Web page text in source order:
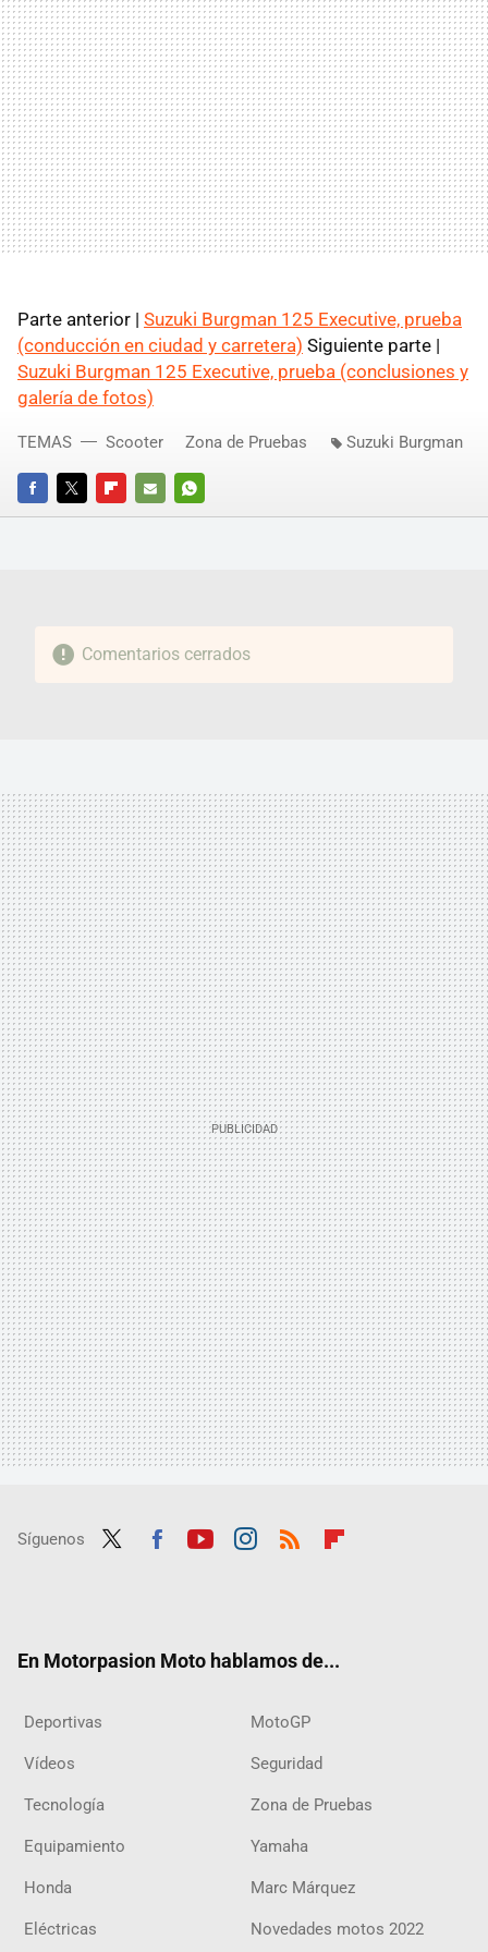
Parte anterior | Suzuki Burgman 125 Executive, prueba
(conducción en ciudad y carretera) Siguiente parte |
Suzuki Burgman 125 Executive, prueba (conclusiones y
galería de fotos)
FACEBOOKTWITTERFLIPBOARD
E-
WHATSAPP
TEMAS Scooter Zona de Pruebas Suzuki Burgman
Comentarios cerrados
Síguenos
En Motorpasion Moto hablamos de...
Deportivas MotoGP
Vídeos Seguridad
Tecnología Zona de Pruebas
Equipamiento Yamaha
Honda Marc Márquez
Eléctricas Novedades motos 2022